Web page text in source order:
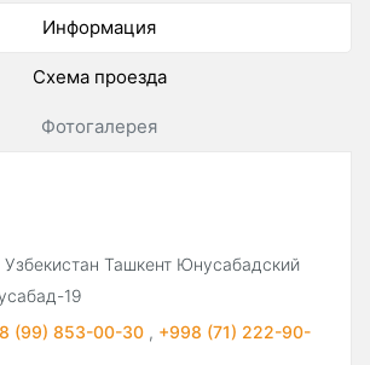
Информация
Схема проезда
Фотогалерея
Узбекистан Ташкент Юнусабадский
19
(99) 853-00-30 , +998 (71) 222-90-